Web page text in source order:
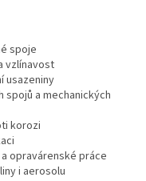
spoje
vzlínavost
usazeniny
spojů a mechanických
korozi
opravárenské práce
i aerosolu